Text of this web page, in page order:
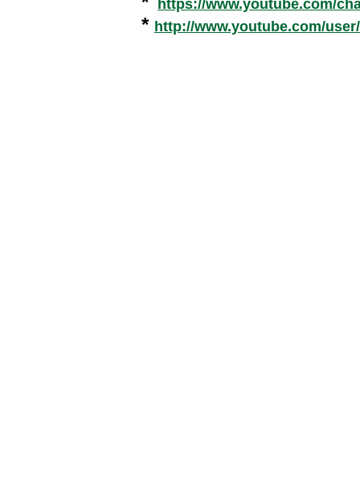
https://www.youtube.com/
* http://www.youtube.com/